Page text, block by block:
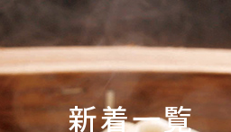
新着一覧